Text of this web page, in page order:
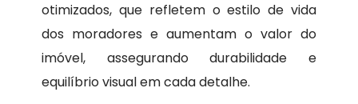
otimizados, que refletem o estilo de vida
dos moradores e aumentam o valor do
imóvel, assegurando durabilidade e
equilíbrio visual em cada detalhe.